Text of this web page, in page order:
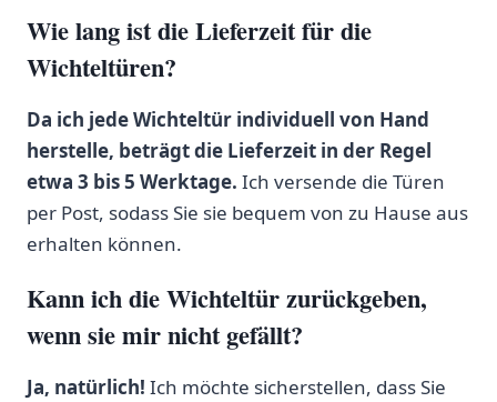
Wie lang ​ist die ⁣Lieferzeit‍ für die
Wichteltüren?
Da ich jede‍ Wichteltür individuell von Hand
herstelle, beträgt die Lieferzeit in der ⁢Regel
etwa 3 bis 5 Werktage. Ich versende die Türen
per Post, sodass Sie sie bequem von zu Hause⁤ aus
erhalten können.
Kann ich die Wichteltür zurückgeben,
wenn sie mir ‌nicht gefällt?
Ja, natürlich! Ich möchte sicherstellen, ⁢dass​ Sie